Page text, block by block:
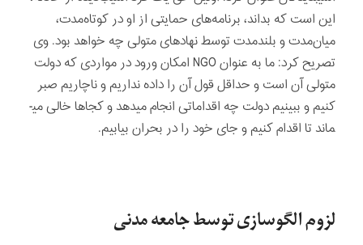
این است که بداند، برنامه‌های حمایتی از او در‌ کوتاه‌مدت،
میان‌مدت و بلندمدت توسط نهادهای متولی چه خواهد بود. وی
تصریح کرد: ما به عنوان NGO امکان ورود در مواردی که دولت
متولی آن است و حداقل قول آن را داده نداریم و ناچاریم صبر
کنیم و ببینیم دولت چه اقداماتی انجام می­دهد و کجاها خالی می­
ماند تا اقدام کنیم و جای خود را در بحران بیابیم.
لزوم الگوسازی توسط جامعه مدنی